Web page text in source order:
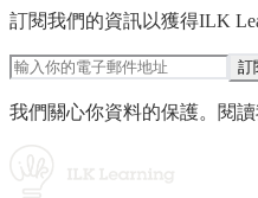
訂閱我們的資訊以獲得ILK
訂
我們關心你資料的保護。閱